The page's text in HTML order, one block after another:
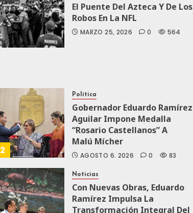
El Puente Del Azteca Y De Los
Robos En La NFL
MARZO 25, 2026 0 564
2
Política
Gobernador Eduardo Ramírez
Aguilar Impone Medalla
“Rosario Castellanos” A
Malú Mícher
AGOSTO 6, 2026 0 83
Noticias
Con Nuevas Obras, Eduardo
Ramírez Impulsa La
Transformación Integral Del